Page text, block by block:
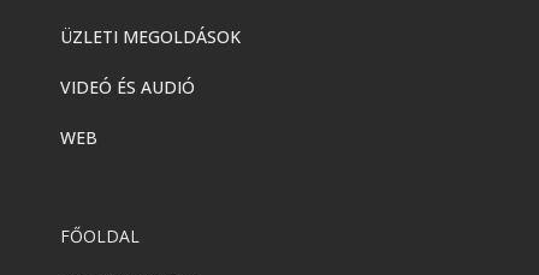
ÜZLETI MEGOLDÁSOK
VIDEÓ ÉS AUDIÓ
WEB
FŐOLDAL